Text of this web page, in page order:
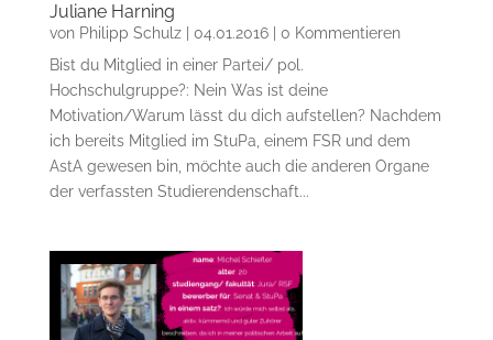
Juliane Harning
von Philipp Schulz| 04.01.2016| 0 Kommentieren
Bist du Mitglied in einer Partei/ pol.
Hochschulgruppe?: Nein Was ist deine
Motivation/Warum lässt du dich aufstellen? Nachdem
ich bereits Mitglied im StuPa, einem FSR und dem
AstA gewesen bin, möchte auch die anderen Organe
der verfassten Studierendenschaft...